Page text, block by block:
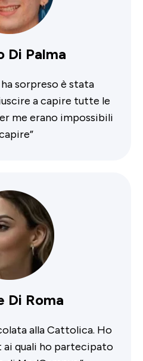
Di Palma
sorpreso è stata
a capire tutte le
me erano impossibili
”
Di Roma
alla Cattolica. Ho
quali ho partecipato